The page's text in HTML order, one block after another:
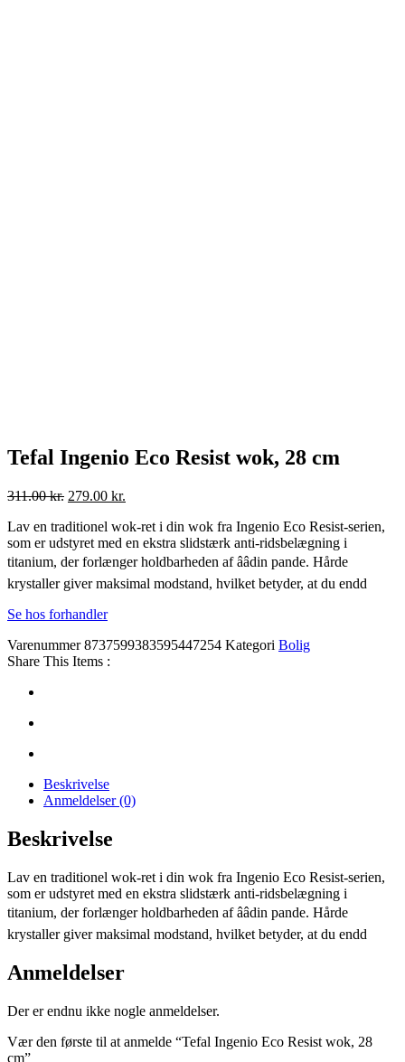
Tefal Ingenio Eco Resist wok, 28 cm
311.00kr. Den
pris
var:
311.00 kr..
279.00 kr.
pris
er:
279.00 kr..
Lav en traditionel wok-ret i din wok fra Ingenio Eco Resist-serien,
som er udstyret med en ekstra slidstærk anti-ridsbelægning i
titanium, der forlænger holdbarheden af ââdin pande. Hårde
krystaller giver maksimal modstand, hvilket betyder, at du endd
Se hos forhandler
Varenummer8737599383595447254 Kategori Bolig
Share This Items :
Beskrivelse
Anmeldelser (0)
Beskrivelse
Lav en traditionel wok-ret i din wok fra Ingenio Eco Resist-serien,
som er udstyret med en ekstra slidstærk anti-ridsbelægning i
titanium, der forlænger holdbarheden af ââdin pande. Hårde
krystaller giver maksimal modstand, hvilket betyder, at du endd
Anmeldelser
Der er endnu ikke nogle anmeldelser.
Vær den første til at anmelde “Tefal Ingenio Eco Resist wok, 28
cm”